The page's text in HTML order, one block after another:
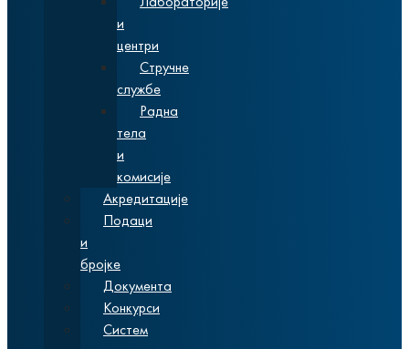
и
центри
Стручне
службе
Радна
тела
и
комисије
Акредитације
Подаци
и
бројке
Документа
Конкурси
Систем